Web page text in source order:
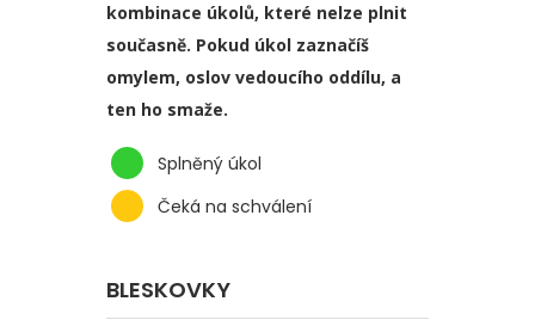
kombinace úkolů, které nelze plnit
současně. Pokud úkol zaznačíš
omylem, oslov vedoucího oddílu, a
ten ho smaže.
Splněný úkol
Čeká na schválení
BLESKOVKY